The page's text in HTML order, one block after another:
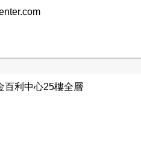
百利中心25樓全層